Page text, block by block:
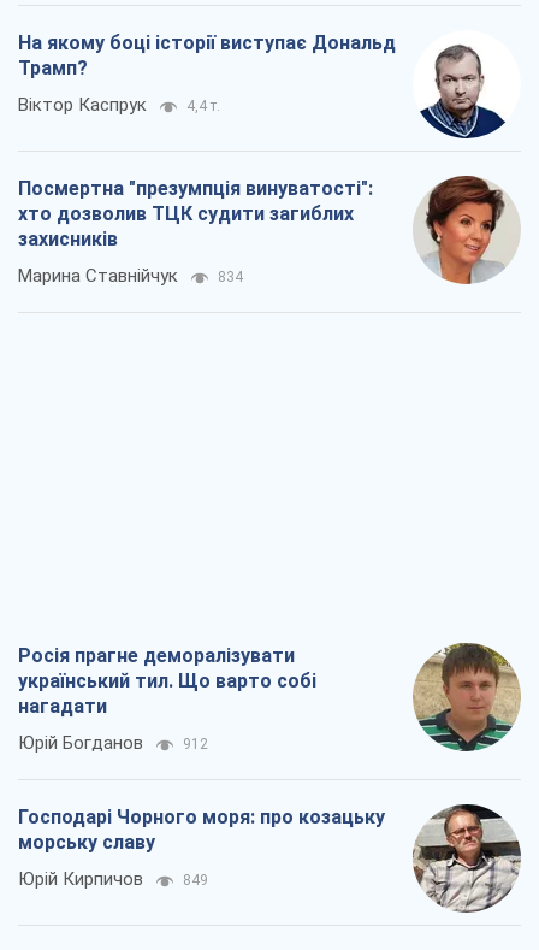
На якому боці історії виступає Дональд
Трамп?
Віктор Каспрук 4,4 т.
Посмертна "презумпція винуватості":
хто дозволив ТЦК судити загиблих
захисників
Марина Ставнійчук 834
Росія прагне деморалізувати
український тил. Що варто собі
нагадати
Юрій Богданов 912
Господарі Чорного моря: про козацьку
морську славу
Юрій Кирпичов 849